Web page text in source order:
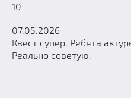
10
07.05.2026
Квест супер. Ребята
Реально советую.